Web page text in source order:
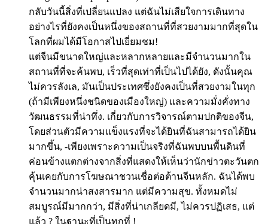
กลับวันนี้สิ่งที่เปลี่ยนแปลง แต่ฉันไม่เสียใจการเดินทาง
อย่างไรที่ยังคงเป็นหนึ่งของสถ​​านที่ที่สวยงามมากที่สุดใน
โลกที่ผมได้มีโอกาสไปเยี่ยมชม!
แต่จีนมีขนาดใหญ่และหลากหลายและมีจำนวนมากใน
สถานที่ที่จะค้นพบ, เร็วที่สุดเท่าที่เป็นไปได้ยัง, ดังนั้นคุณ
ไม่ควรลังเล, มันเป็นประเทศซึ่งยังคงเป็นที่สวยงามในทุก
(ถ้ามีเพียงหนึ่งชนิดของเมืองใหญ่) และความมั่งคั่งทาง
วัฒนธรรมที่น่าทึ่ง. เกี่ยวกับการวิจารณ์ตามปกติของจีน,
โดยส่วนตัวมีความแข็งแรงที่จะได้ยินที่ฉันสามารถได้ยิน
มากขึ้น, -เพียงเพราะความเป็นจริงที่ฉันพบบนพื้นดินที่
ค่อนข้างแตกต่างจากสิ่งที่แสดงให้เห็นว่านักข่าวตะวันตก
คุ้นเคยกับการโฆษณาชวนเชื่อต่อต้านจีนหลัก. ฉันได้พบ
จำนวนมากน่าสงสารมาก แต่มีความสุข. ทั้งหมดไม่
สมบูรณ์มีมากกว่า, มีสิ่งที่น่าเกลียดมี, ไม่ควรปฏิเสธ, แต่
แล้ว ? ในฐานะที่เป็นทุกที่ !